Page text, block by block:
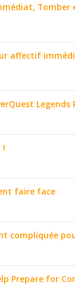
Tomber
affectif
!
faire face
compliquée
Prepare for